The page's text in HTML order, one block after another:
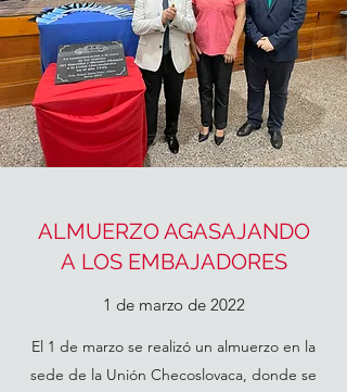
ALMUERZO AGASAJANDO
A LOS EMBAJADORES
1 de marzo de 2022
El 1 de marzo se realizó un almuerzo en la
sede de la Unión Checoslovaca, donde se